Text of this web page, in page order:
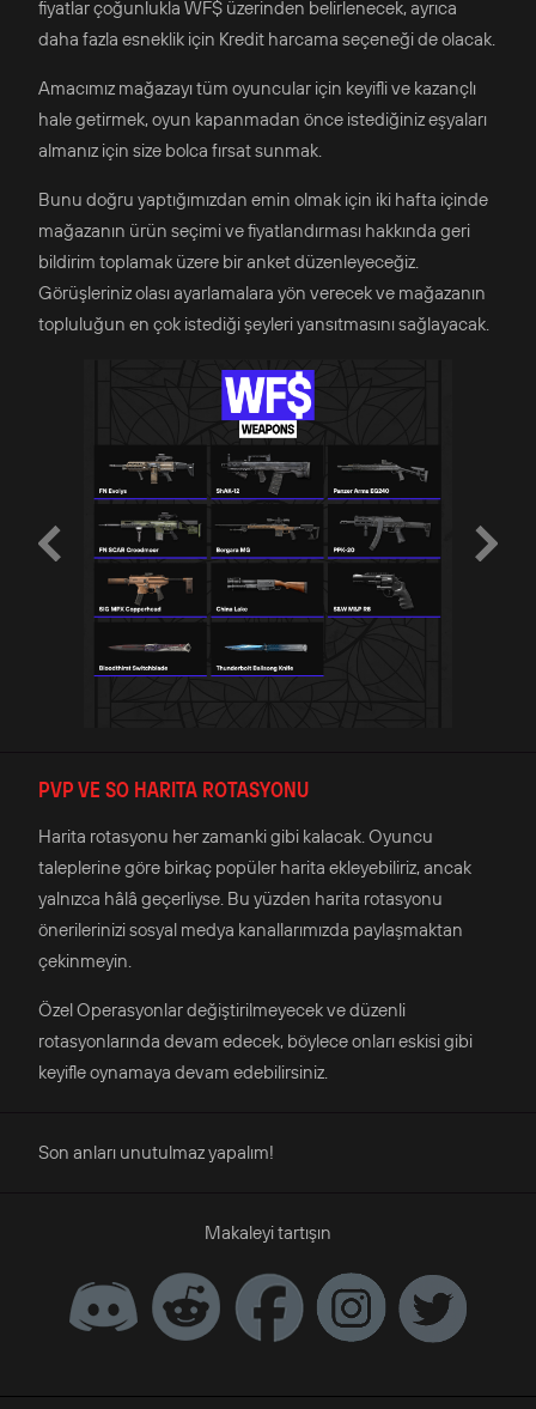
fiyatlar çoğunlukla WF$ üzerinden belirlenecek, ayrıca
daha fazla esneklik için Kredit harcama seçeneği de olacak.
Amacımız mağazayı tüm oyuncular için keyifli ve kazançlı
hale getirmek, oyun kapanmadan önce istediğiniz eşyaları
almanız için size bolca fırsat sunmak.
Bunu doğru yaptığımızdan emin olmak için iki hafta içinde
mağazanın ürün seçimi ve fiyatlandırması hakkında geri
bildirim toplamak üzere bir anket düzenleyeceğiz.
Görüşleriniz olası ayarlamalara yön verecek ve mağazanın
topluluğun en çok istediği şeyleri yansıtmasını sağlayacak.
PVP VE SO HARITA ROTASYONU
Harita rotasyonu her zamanki gibi kalacak. Oyuncu
taleplerine göre birkaç popüler harita ekleyebiliriz, ancak
yalnızca hâlâ geçerliyse. Bu yüzden harita rotasyonu
önerilerinizi sosyal medya kanallarımızda paylaşmaktan
çekinmeyin.
Özel Operasyonlar değiştirilmeyecek ve düzenli
rotasyonlarında devam edecek, böylece onları eskisi gibi
keyifle oynamaya devam edebilirsiniz.
Son anları unutulmaz yapalım!
Makaleyi tartışın